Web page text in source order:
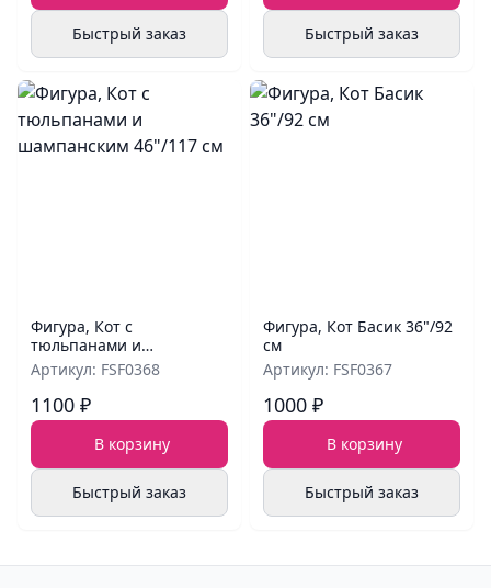
Быстрый заказ Быстрый заказ
Фигура, Кот с
тюльпанами и
шампанским 46"/117 см
Артикул: FSF0368
1100 ₽
В корзину
Быстрый заказ
Фигура, Кот Басик 36"/92
см
Артикул: FSF0367
1000 ₽
В корзину
Быстрый заказ